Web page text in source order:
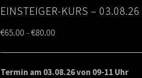
EINSTEIGER-KURS –
€65.00–€80.00
range:
€65.00
Termin am 03.08.26 von 09-11 Uhr